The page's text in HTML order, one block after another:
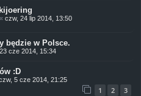
« czw, 24 lip 2014, 13:50
będzie w Polsce.
cze 2014, 15:34
:D
5 cze 2014, 21:25
1 2 3